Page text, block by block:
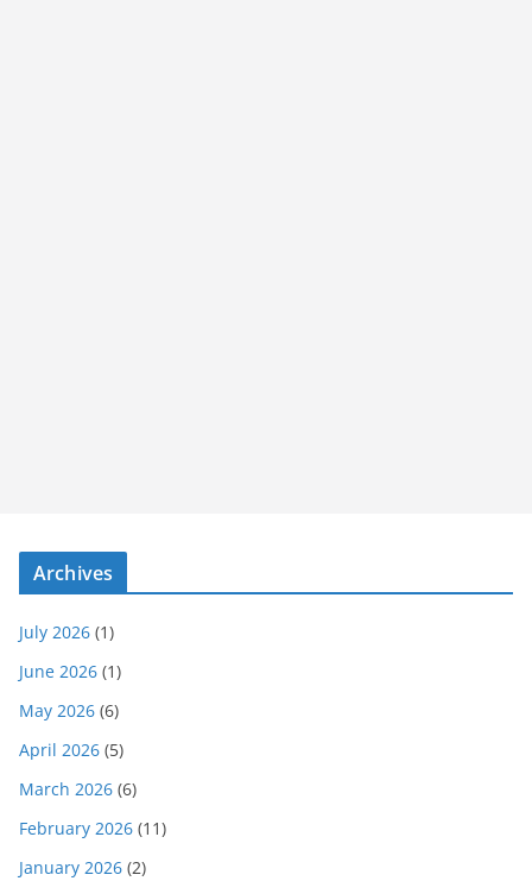
Archives
July 2026 (1)
June 2026 (1)
May 2026 (6)
April 2026 (5)
March 2026 (6)
February 2026 (11)
January 2026 (2)